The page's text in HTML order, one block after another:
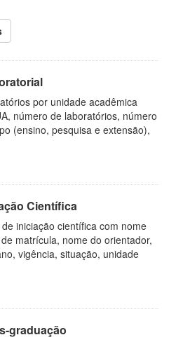
por unidade acadêmica
número de laboratórios, número
(ensino, pesquisa e extensão),
Científica
iniciação científica com nome
matrícula, nome do orientador,
vigência, situação, unidade
graduação